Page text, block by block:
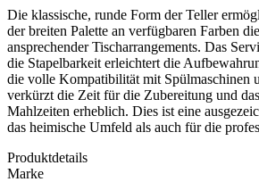
Die klassische, runde Form der Teller
der breiten Palette an verfügbaren Farben
ansprechender Tischarrangements. Das
die Stapelbarkeit erleichtert die
die volle Kompatibilität mit Spülmaschinen
verkürzt die Zeit für die Zubereitung und
Mahlzeiten erheblich. Dies ist eine
das heimische Umfeld als auch für die
Produktdetails
Marke